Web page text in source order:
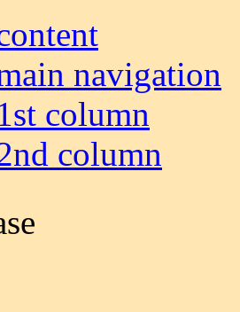
navigation
column
column